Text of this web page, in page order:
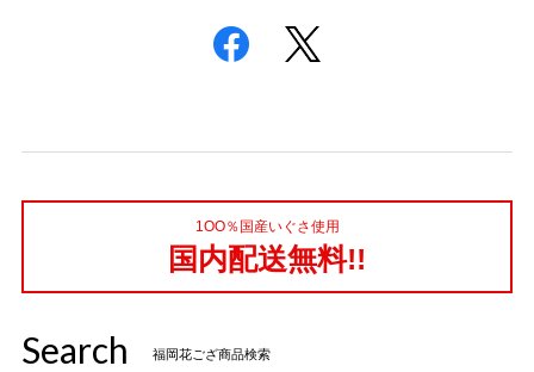
1OO％国産いぐさ使用
国内配送無料!!
Search 福岡花ござ商品検索